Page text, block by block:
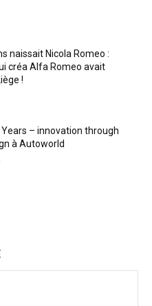
naissait Nicola Romeo :
créa Alfa Romeo avait
!
Years – innovation through
à Autoworld